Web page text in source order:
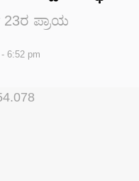
23ರ ಪ್ರಾಯ
6:52 pm